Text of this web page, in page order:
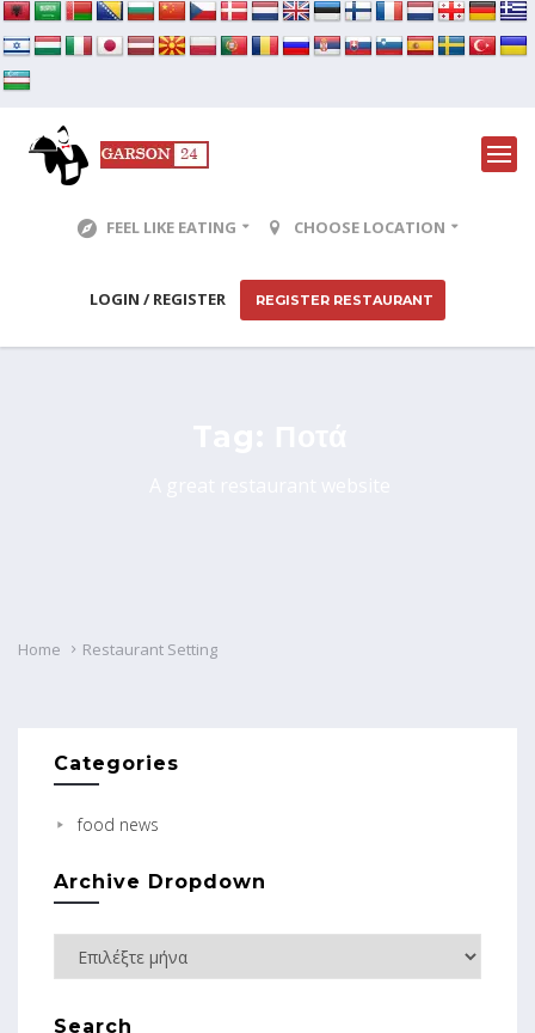
FEEL LIKE EATING CHOOSE LOCATION
LOGIN / REGISTER REGISTER RESTAURANT
Home Restaurant Setting
Categories
food news
Archive Dropdown
Search